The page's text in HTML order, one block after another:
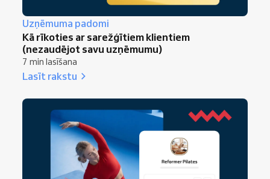
Uzņēmuma padomi
Kā rīkoties ar sarežģītiem klientiem
(nezaudējot savu uzņēmumu)
7 min lasīšana
Lasīt rakstu